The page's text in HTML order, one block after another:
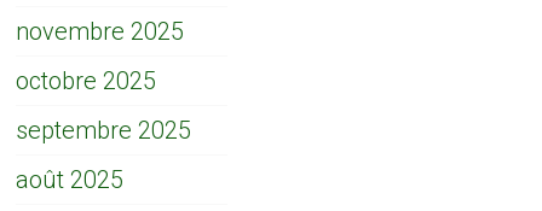
novembre 2025
octobre 2025
septembre 2025
août 2025